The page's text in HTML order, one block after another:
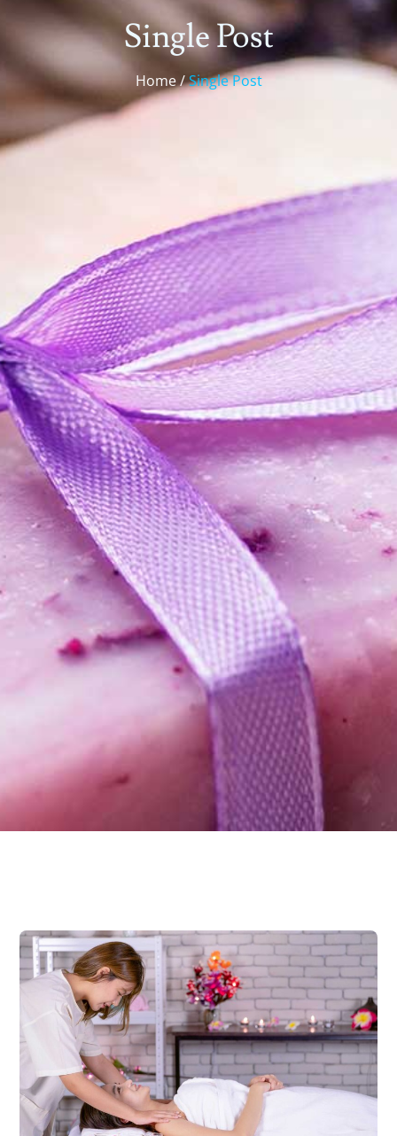
Single Post
Home /Single Post